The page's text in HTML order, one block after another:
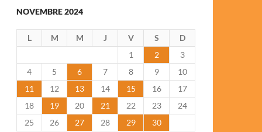
NOVEMBRE 2024
L M M J V S
D
1
2
3
4
5 6 7 8 9
10
11
12 13 14 15 16
17
18
19 20 21 22 23
24
25
26 27 28 29
30